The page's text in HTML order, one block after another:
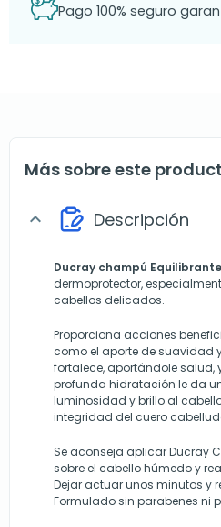
Pago 100% seguro
Más sobre este
expand_more Descripción
Ducray champú Equilibrante
dermoprotector,
cabellos delicados.
Proporciona acciones
como el aporte de suavidad
fortalece, aportándole
profunda hidratación le da
luminosidad y brillo al
integridad del cuero
Se aconseja aplicar Ducray
sobre el cabello húmedo y
Dejar actuar unos minutos y
Formulado sin parabenes ni